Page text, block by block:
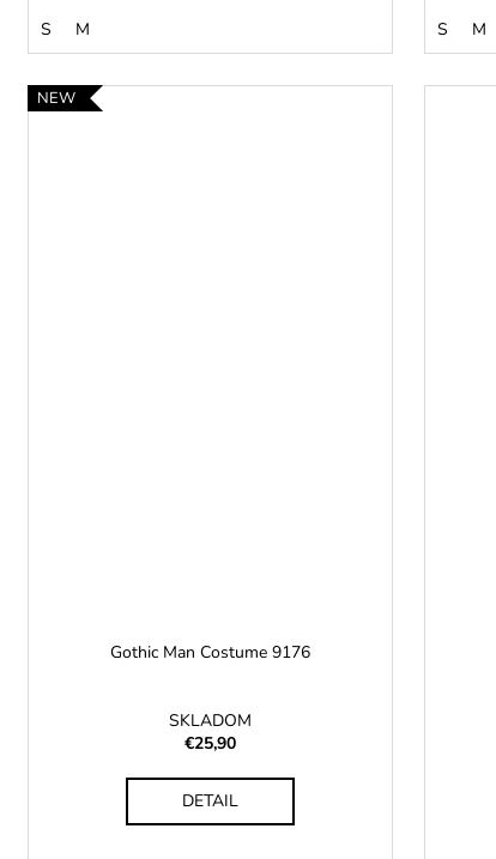
S M S M
NEW
Gothic Man Costume 9176
SKLADOM
€25,90
DETAIL